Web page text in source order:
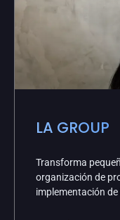
LA GROUP
Transforma
organización de
implementación